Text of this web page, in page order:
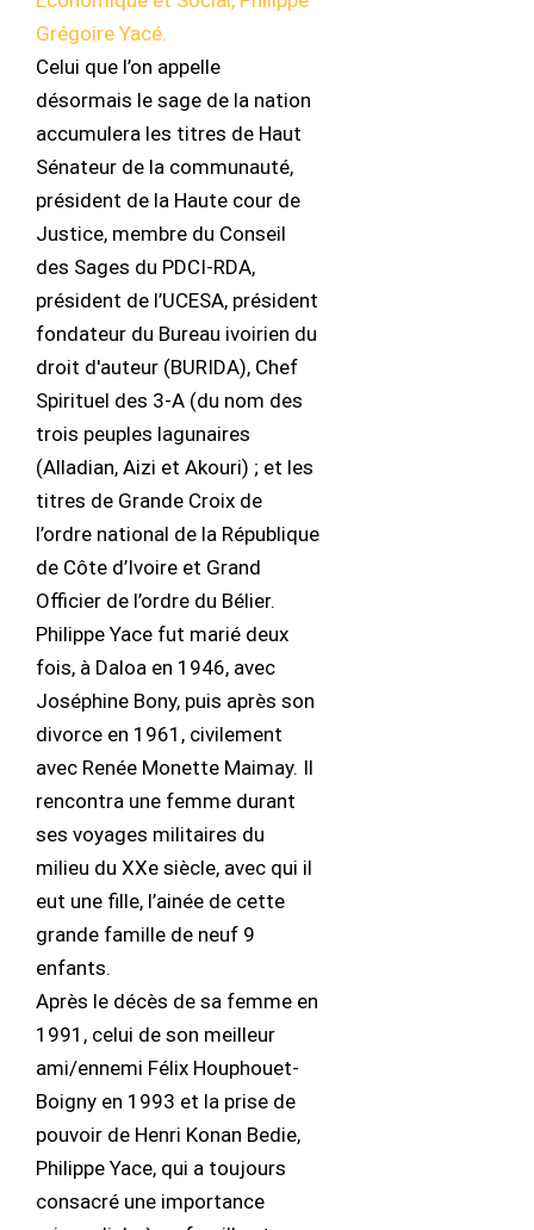
Grégoire Yacé.
Celui que l’on appelle
désormais le sage de la nation
accumulera les titres de Haut
Sénateur de la communauté,
président de la Haute cour de
Justice, membre du Conseil
des Sages du PDCI-RDA,
président de l’UCESA, président
fondateur du Bureau ivoirien du
droit d'auteur (BURIDA), Chef
Spirituel des 3-A (du nom des
trois peuples lagunaires
(Alladian, Aizi et Akouri) ; et les
titres de Grande Croix de
l’ordre national de la République
de Côte d’Ivoire et Grand
Officier de l’ordre du Bélier.
Philippe Yace fut marié deux
fois, à Daloa en 1946, avec
Joséphine Bony, puis après son
divorce en 1961, civilement
avec Renée Monette Maimay. Il
rencontra une femme durant
ses voyages militaires du
milieu du XXe siècle, avec qui il
eut une fille, l’ainée de cette
grande famille de neuf 9
enfants.
Après le décès de sa femme en
1991, celui de son meilleur
ami/ennemi Félix Houphouet-
Boigny en 1993 et la prise de
pouvoir de Henri Konan Bedie,
Philippe Yace, qui a toujours
consacré une importance